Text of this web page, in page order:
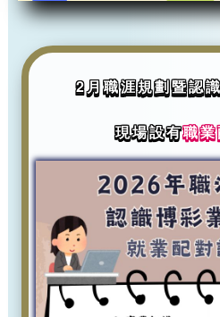
2月職涯規劃暨認
現場設有職